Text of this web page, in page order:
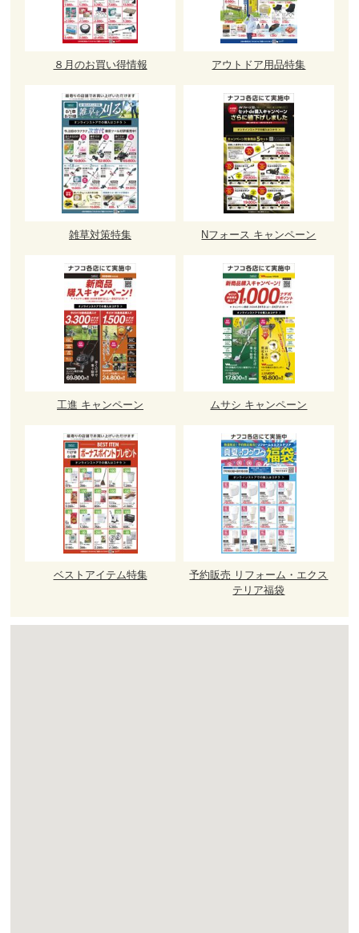
８月のお買い得情報 アウトドア用品特集
雑草対策特集 Nフォース キャンペーン
工進 キャンペーン ムサシ キャンペーン
ベストアイテム特集
予約販売 リフォーム・エクス
テリア福袋